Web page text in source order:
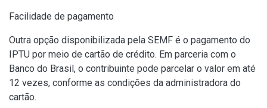
Facilidade de pagamento
Outra opção disponibilizada pela SEMF é o pagamento do
IPTU por meio de cartão de crédito. Em parceria com o
Banco do Brasil, o contribuinte pode parcelar o valor em até
12 vezes, conforme as condições da administradora do
cartão.